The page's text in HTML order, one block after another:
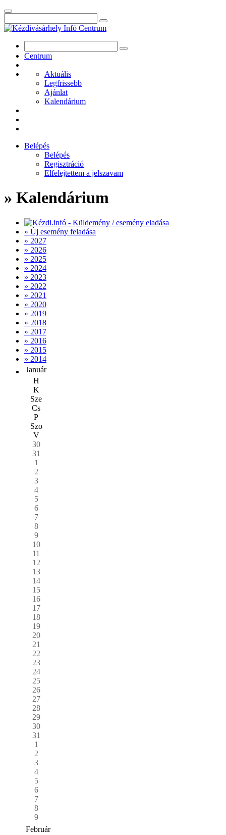
Centrum
Aktuális
Legfrissebb
Ajánlat
Kalendárium
Belépés
Belépés
Regisztráció
Elfelejtettem a jelszavam
» Kalendárium
» Új esemény feladása
» 2027
» 2026
» 2025
» 2024
» 2023
» 2022
» 2021
» 2020
» 2019
» 2018
» 2017
» 2016
» 2015
» 2014
Január
H
K
Sze
Cs
P
Szo
V
30
31
1
2
3
4
5
6
7
8
9
10
11
12
13
14
15
16
17
18
19
20
21
22
23
24
25
26
27
28
29
30
31
1
2
3
4
5
6
7
8
9
Február